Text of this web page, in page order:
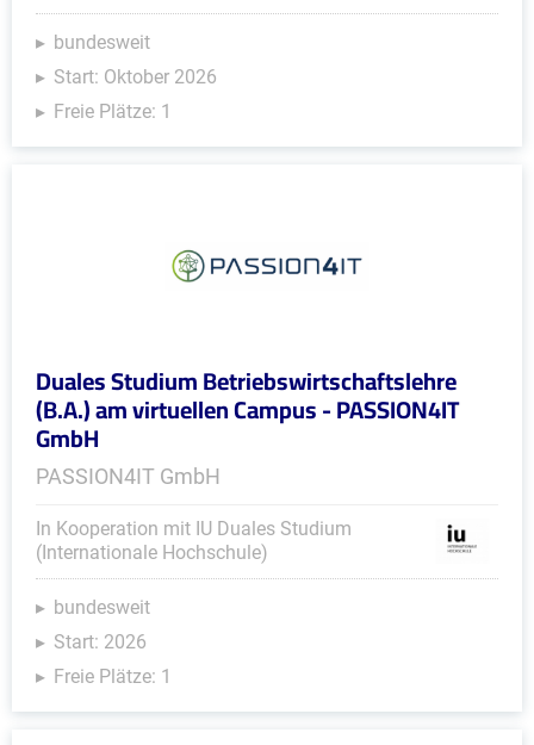
bundesweit
Start: Oktober 2026
Freie Plätze: 1
Duales Studium Betriebswirtschaftslehre
(B.A.) am virtuellen Campus - PASSION4IT
GmbH
PASSION4IT GmbH
In Kooperation mit IU Duales Studium
(Internationale Hochschule)
bundesweit
Start: 2026
Freie Plätze: 1